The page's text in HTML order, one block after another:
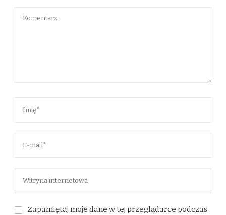
Zapamiętaj moje dane w tej przeglądarce podczas